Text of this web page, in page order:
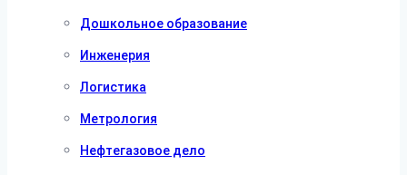
Дошкольное образование
Инженерия
Логистика
Метрология
Нефтегазовое дело